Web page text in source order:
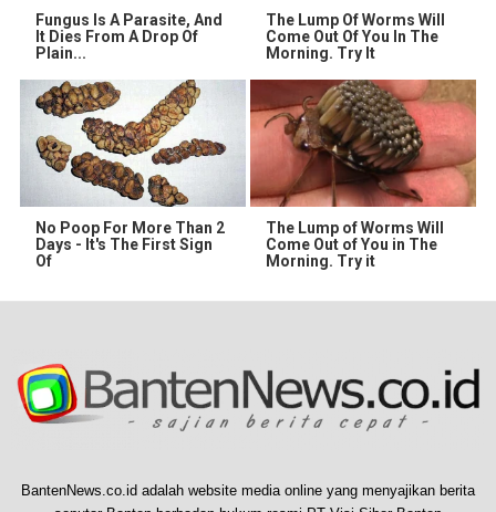
Fungus Is A Parasite, And
It Dies From A Drop Of
Plain...
The Lump Of Worms Will
Come Out Of You In The
Morning. Try It
No Poop For More Than 2
Days - It's The First Sign
Of
The Lump of Worms Will
Come Out of You in The
Morning. Try it
BantenNews.co.id adalah website media online yang menyajikan berita